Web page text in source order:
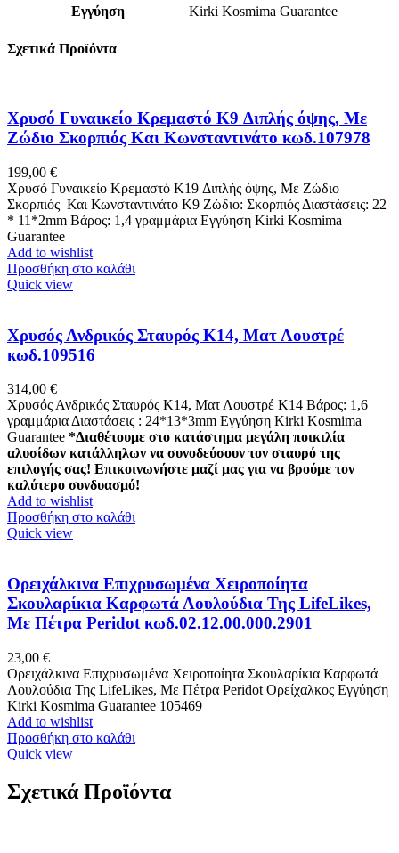
Εγγύηση
Kirki Kosmima Guarantee
Σχετικά Προϊόντα
Χρυσό Γυναικείο Κρεμαστό K9 Διπλής όψης, Με
Ζώδιο Σκορπιός Και Κωνσταντινάτο κωδ.107978
199,00 €
Χρυσό Γυναικείο Κρεμαστό K19 Διπλής όψης, Με Ζώδιο
Σκορπιός Και Κωνσταντινάτο Κ9 Ζώδιο: Σκορπιός Διαστάσεις: 22
* 11*2mm Βάρος: 1,4 γραμμάρια Εγγύηση Kirki Kosmima
Guarantee
Add to wishlist
Προσθήκη στο καλάθι
Quick view
Xρυσός Ανδρικός Σταυρός Κ14, Ματ Λουστρέ
κωδ.109516
314,00 €
Xρυσός Ανδρικός Σταυρός Κ14, Ματ Λουστρέ K14 Βάρος: 1,6
γραμμάρια Διαστάσεις : 24*13*3mm Εγγύηση Kirki Kosmima
Guarantee *Διαθέτουμε στο κατάστημα μεγάλη ποικιλία
αλυσίδων κατάλληλων να συνοδεύσουν τον σταυρό της
επιλογής σας! Επικοινωνήστε μαζί μας για να βρούμε τον
καλύτερο συνδυασμό!
Add to wishlist
Προσθήκη στο καλάθι
Quick view
Ορειχάλκινα Επιχρυσωμένα Χειροποίητα
Σκουλαρίκια Καρφωτά Λουλούδια Της LifeLikes,
Με Πέτρα Peridot κωδ.02.12.00.000.2901
23,00 €
Ορειχάλκινα Επιχρυσωμένα Χειροποίητα Σκουλαρίκια Καρφωτά
Λουλούδια Της LifeLikes, Με Πέτρα Peridot Ορείχαλκος Εγγύηση
Kirki Kosmima Guarantee 105469
Add to wishlist
Προσθήκη στο καλάθι
Quick view
Σχετικά Προϊόντα